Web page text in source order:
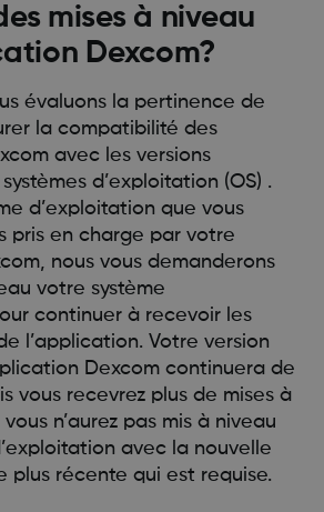
mises à niveau
Dexcom?
évaluons la pertinence de
la compatibilité des
avec les versions
d’exploitation (OS) .
d’exploitation que vous
pris en charge par votre
nous vous demanderons
votre système
continuer à recevoir les
l’application. Votre version
Dexcom continuera de
vous recevrez plus de mises à
n’aurez pas mis à niveau
avec la nouvelle
plus récente qui est requise.